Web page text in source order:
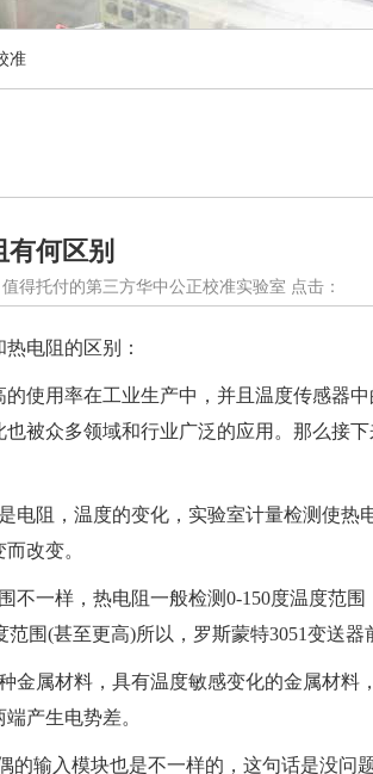
准
何区别
得托付的第三方华中公正校准实验室 点击：
电阻的区别：
使用率在工业生产中，并且温度传感器
被众多领域和行业广泛的应用。那么接
电阻，温度的变化， 实验室计量检测使热
改变。
不一样，热电阻一般检测0-150度温度范
范围(甚至更高)所以，罗斯蒙特3051变送器
金属材料，具有温度敏感变化的金属材
产生电势差。
的输入模块也是不一样的，这句话是没问